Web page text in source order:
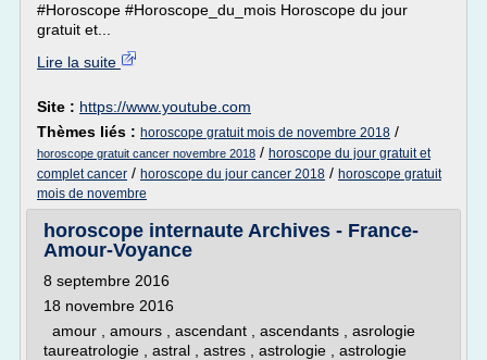
#Horoscope #Horoscope_du_mois Horoscope du jour
gratuit et...
Lire la suite
Site : https://www.youtube.com
Thèmes liés : horoscope gratuit mois de novembre 2018 /
horoscope gratuit cancer novembre 2018 / horoscope du jour gratuit et
complet cancer / horoscope du jour cancer 2018 / horoscope gratuit
mois de novembre
horoscope internaute Archives - France-
Amour-Voyance
8 septembre 2016
18 novembre 2016
amour , amours , ascendant , ascendants , asrologie
taureatrologie , astral , astres , astrologie , astrologie